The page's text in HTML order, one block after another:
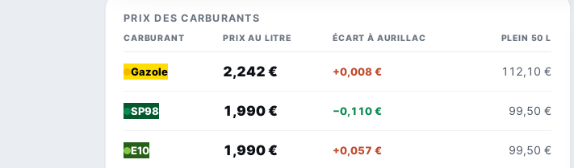
PRIX DES CARBURANTS
CARBURANT PRIX AU LITRE ÉCART À AURILLAC PLEIN 50 L
Gazole 2,242 € +0,008 € 112,10 €
SP98 1,990 € −0,110 € 99,50 €
E10 1,990 € +0,057 € 99,50 €